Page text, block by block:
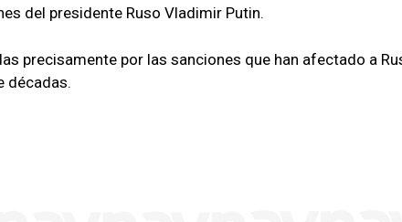
del presidente Ruso Vladimir Putin.
precisamente por las sanciones que han afectado a
décadas.